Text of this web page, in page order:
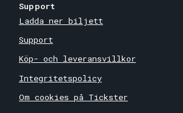
Support
Ladda ner biljett
Support
Köp- och leveransvillkor
Integritetspolicy
Om cookies på Tickster